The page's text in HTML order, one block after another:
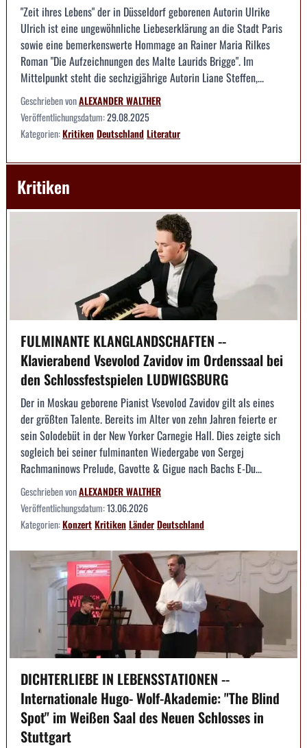
"Zeit ihres Lebens" der in Düsseldorf geborenen Autorin Ulrike
Ulrich ist eine ungewöhnliche Liebeserklärung an die Stadt Paris
sowie eine bemerkenswerte Hommage an Rainer Maria Rilkes
Roman "Die Aufzeichnungen des Malte Laurids Brigge". Im
Mittelpunkt steht die sechzigjährige Autorin Liane Steffen,...
Geschrieben vonALEXANDER WALTHER
Veröffentlichungsdatum:29.08.2025
Kategorien:KritikenDeutschlandLiteratur
Kritiken
FULMINANTE KLANGLANDSCHAFTEN --
Klavierabend Vsevolod Zavidov im Ordenssaal bei
den Schlossfestspielen LUDWIGSBURG
Der in Moskau geborene Pianist Vsevolod Zavidov gilt als eines
der größten Talente. Bereits im Alter von zehn Jahren feierte er
sein Solodebüt in der New Yorker Carnegie Hall. Dies zeigte sich
sogleich bei seiner fulminanten Wiedergabe von Sergej
Rachmaninows Prelude, Gavotte & Gigue nach Bachs E-Du...
Geschrieben vonALEXANDER WALTHER
Veröffentlichungsdatum:13.06.2026
Kategorien:KonzertKritikenLänderDeutschland
DICHTERLIEBE IN LEBENSSTATIONEN --
Internationale Hugo- Wolf-Akademie: "The Blind
Spot" im Weißen Saal des Neuen Schlosses in
Stuttgart